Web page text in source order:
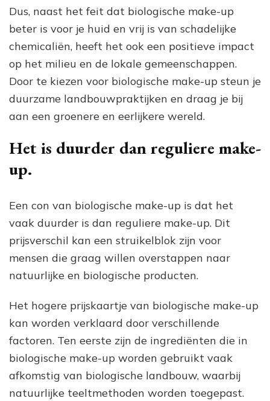
Dus, naast het feit dat biologische make-up
beter is voor je huid en vrij is van schadelijke
chemicaliën, heeft het ook een positieve impact
op het milieu en de lokale gemeenschappen.
Door te kiezen voor biologische make-up steun je
duurzame landbouwpraktijken en draag je bij
aan een groenere en eerlijkere wereld.
Het is duurder dan reguliere make-
up.
Een con van biologische make-up is dat het
vaak duurder is dan reguliere make-up. Dit
prijsverschil kan een struikelblok zijn voor
mensen die graag willen overstappen naar
natuurlijke en biologische producten.
Het hogere prijskaartje van biologische make-up
kan worden verklaard door verschillende
factoren. Ten eerste zijn de ingrediënten die in
biologische make-up worden gebruikt vaak
afkomstig van biologische landbouw, waarbij
natuurlijke teeltmethoden worden toegepast.